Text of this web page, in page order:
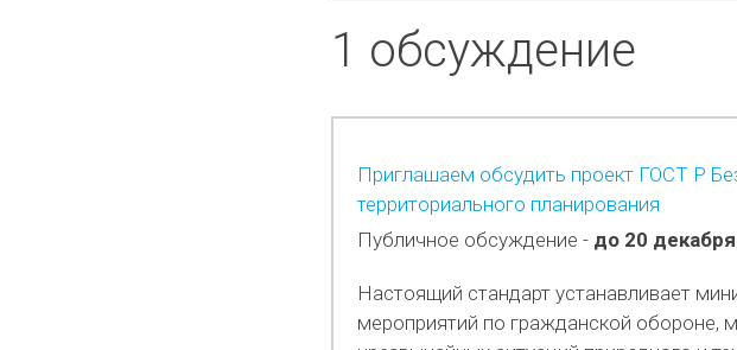
1 обсуждение
Приглашаем обсудить проект ГОСТ Р
территориального планирования
Публичное обсуждение - до 20
Настоящий стандарт устанавливает
мероприятий по гражданской обороне,